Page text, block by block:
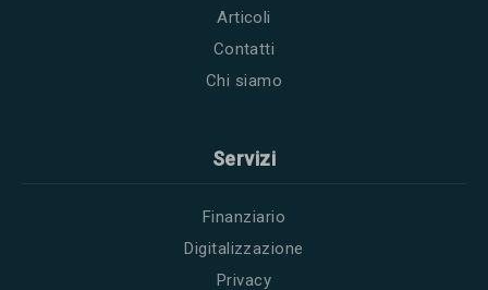
Articoli
Contatti
Chi siamo
Servizi
Finanziario
Digitalizzazione
Privacy